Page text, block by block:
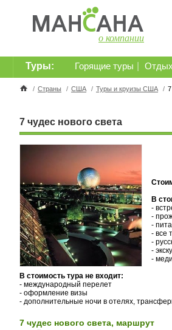
о компании
Горящие туры
Туры:
/ Страны / США / Туры и круизы США /
7 чудес нового света
В
-
-
-
- все
-
-
-
В стоимость тура не входит:
- международный перелет
- оформление визы
- дополнительные ночи в отелях,
7 чудес нового света, маршрут